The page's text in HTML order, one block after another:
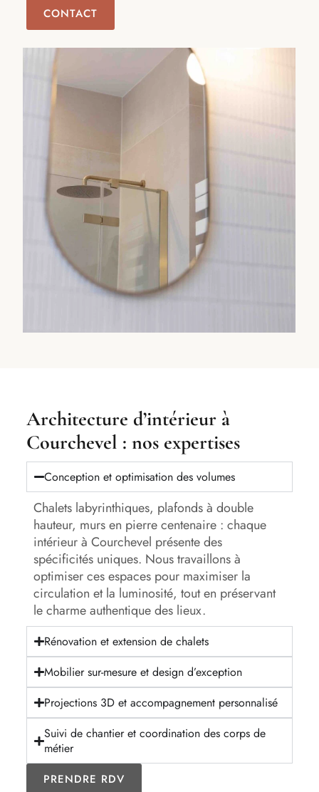
CONTACT
Architecture d’intérieur à
Courchevel : nos expertises
Conception et optimisation des volumes
Chalets labyrinthiques, plafonds à double
hauteur, murs en pierre centenaire : chaque
intérieur à Courchevel présente des
spécificités uniques. Nous travaillons à
optimiser ces espaces pour maximiser la
circulation et la luminosité, tout en préservant
le charme authentique des lieux.
Rénovation et extension de chalets
Mobilier sur-mesure et design d’exception
Projections 3D et accompagnement personnalisé
Suivi de chantier et coordination des corps de
métier
PRENDRE RDV